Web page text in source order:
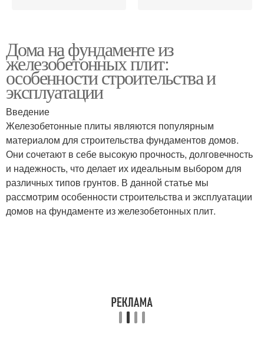
Дома на фундаменте из
железобетонных плит:
особенности строительства и
эксплуатации
Введение
Железобетонные плиты являются популярным
материалом для строительства фундаментов домов.
Они сочетают в себе высокую прочность, долговечность
и надежность, что делает их идеальным выбором для
различных типов грунтов. В данной статье мы
рассмотрим особенности строительства и эксплуатации
домов на фундаменте из железобетонных плит.